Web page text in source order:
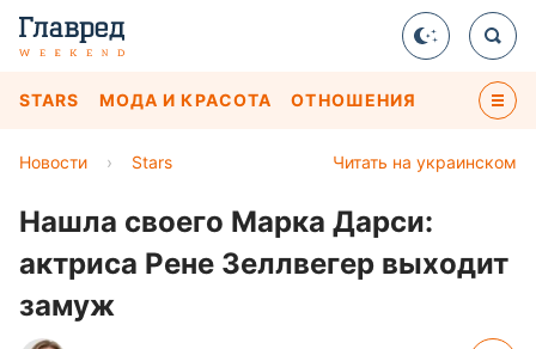
STARS МОДА И КРАСОТА ОТНОШЕНИЯ
Читать на украинском
Новости › Stars
Нашла своего Марка Дарси:
актриса Рене Зеллвегер выходит
замуж